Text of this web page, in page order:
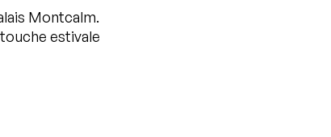
Montcalm.
estivale